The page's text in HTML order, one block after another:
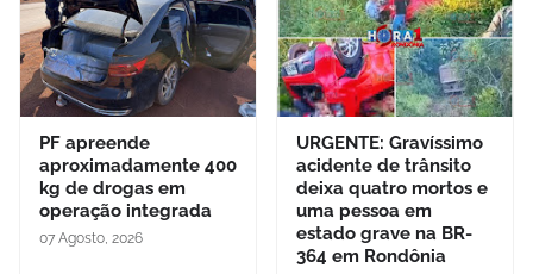
PF apreende
aproximadamente 400
kg de drogas em
operação integrada
07 Agosto, 2026
URGENTE: Gravíssimo
acidente de trânsito
deixa quatro mortos e
uma pessoa em
estado grave na BR-
364 em Rondônia